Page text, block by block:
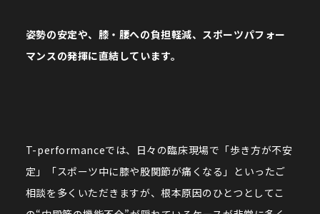
姿勢の安定や、膝・腰への負担軽減、スポーツパフォー
マンスの発揮に直結しています。
T-performanceでは、日々の臨床現場で「歩き方が不安
定」「スポーツ中に膝や股関節が痛くなる」といったご
相談を多くいただきますが、根本原因のひとつとしてこ